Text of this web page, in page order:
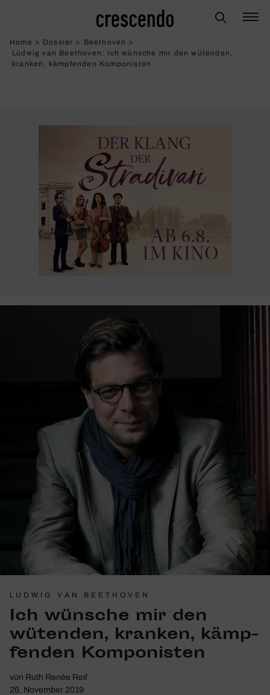
Home > Dossier > Beethoven >
Ludwig van Beethoven: Ich wünsche mir den wütenden,
kranken, kämp­fenden Kompo­nisten
LUDWIG VAN BEETHOVEN
Ich wünsche mir den
wütenden, kranken, kämp­
fenden Kompo­nisten
von Ruth Renée Reif
26. November 2019